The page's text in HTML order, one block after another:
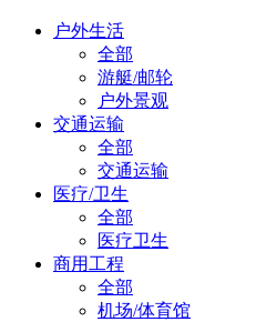
户外生活
全部
游艇/邮轮
户外景观
交通运输
全部
交通运输
医疗/卫生
全部
医疗卫生
商用工程
全部
机场/体育馆